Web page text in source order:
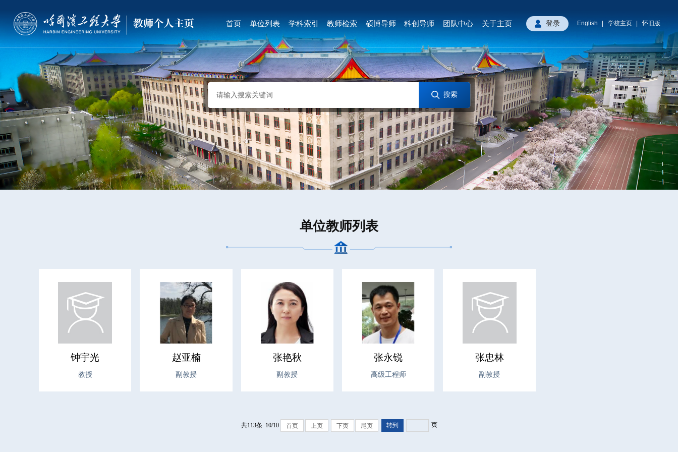
首页 单位列表 学科索引 教师检索 硕博导师 科创导师 团队中心 关于主页 登录 English 学校主页 怀旧版
单位教师列表
钟宇光
教授
赵亚楠
副教授
张艳秋
副教授
张永锐
高级工程师
张忠林
副教授
共113条 10/10 首页 上页 下页 尾页 页